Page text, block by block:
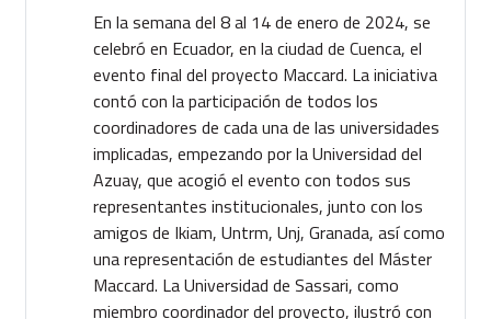
En la semana del 8 al 14 de enero de 2024, se
celebró en Ecuador, en la ciudad de Cuenca, el
evento final del proyecto Maccard. La iniciativa
contó con la participación de todos los
coordinadores de cada una de las universidades
implicadas, empezando por la Universidad del
Azuay, que acogió el evento con todos sus
representantes institucionales, junto con los
amigos de Ikiam, Untrm, Unj, Granada, así como
una representación de estudiantes del Máster
Maccard. La Universidad de Sassari, como
miembro coordinador del proyecto, ilustró con